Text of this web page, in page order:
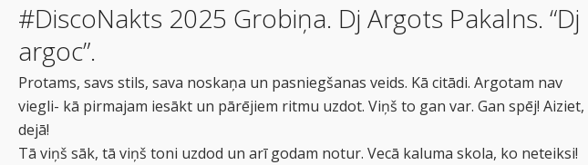
#DiscoNakts 2025 Grobiņa. Dj Argots Pakalns. “Dj
argoc”.
Protams, savs stils, sava noskaņa un pasniegšanas veids. Kā citādi. Argotam nav
viegli- kā pirmajam iesākt un pārējiem ritmu uzdot. Viņš to gan var. Gan spēj! Aiziet,
dejā!
Tā viņš sāk, tā viņš toni uzdod un arī godam notur. Vecā kaluma skola, ko neteiksi!